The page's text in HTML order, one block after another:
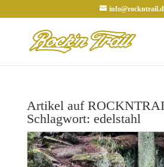
Artikel auf
Schlagwort: edelstahl